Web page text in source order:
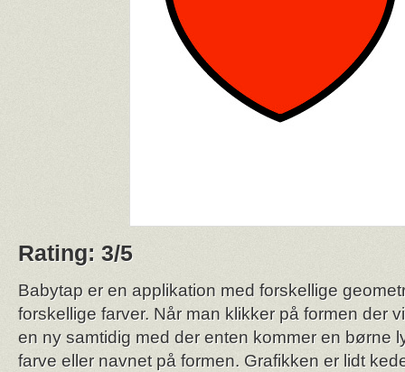
Rating: 3/5
Babytap er en applikation med forskellige
forskellige farver. Når man klikker på formen der
en ny samtidig med der enten kommer en børne
farve eller navnet på formen. Grafikken er lidt